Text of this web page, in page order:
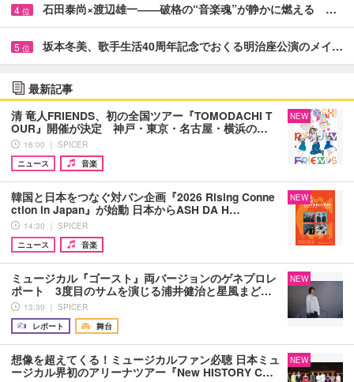
4 位 石田泰尚×渡辺雄一――破格の“音楽魂”が静かに燃える …
5 位 坂本冬美、歌手生活40周年記念でおくる明治座公演のメイ…
最新記事
清 竜人FRIENDS、初の全国ツアー『TOMODACHI T
OUR』開催が決定 神戸・東京・名古屋・横浜の…
16:00 ｜ SPICER
ニュース
音楽
NEW
韓国と日本をつなぐ対バン企画『2026 Rising Conne
ction in Japan』が始動 日本からASH DA H…
14:30 ｜ SPICER
ニュース
音楽
NEW
ミュージカル『ゴースト』両バージョンのゲネプロレ
ポート 3度目のサムを演じる浦井健治と星風まど…
13:30 ｜ SPICER
レポート
舞台
NEW
想像を超えてくる！ミュージカルファン必聴 日本ミュ
ージカル界初のアリーナツアー『New HISTORY C…
NEW